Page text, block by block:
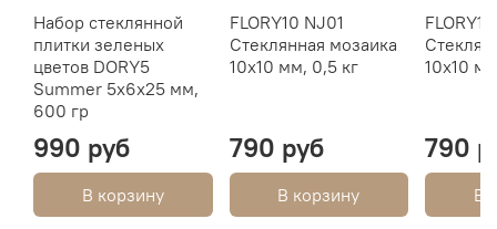
Набор стеклянной
плитки зеленых
цветов DORY5
Summer 5х6х25 мм,
600 гр
990 руб
В корзину
FLORY10 NJ01
Стеклянная мозаика
10х10 мм, 0,5 кг
790 руб
В корзину
10х10
790
В